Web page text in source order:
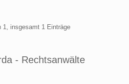
1, insgesamt 1 Einträge
- Rechtsanwälte